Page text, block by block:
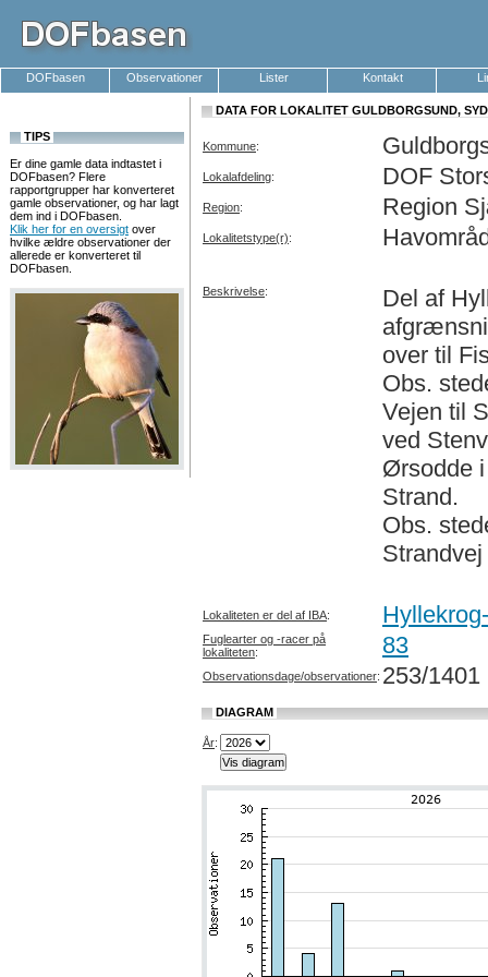
DOFbasen Observationer Lister Kontakt
TIPS
Er dine gamle data indtastet i
DOFbasen? Flere
rapportgrupper har konverteret
gamle observationer, og har lagt
dem ind i DOFbasen.
Klik her for en oversigt over
hvilke ældre observationer der
allerede er konverteret til
DOFbasen.
DATA FOR LOKALITET GULDBORGSUND,
Kommune:
Lokalafdeling: DOF
Region: Region
Lokalitetstype(r):
Beskrivelse:
Del af
over til
Obs.
Vejen til
ved
Ørsodde i
Strand.
Obs.
Lokaliteten er del af IBA:
Fuglearter og -racer på
lokaliteten: 83
Observationsdage/observationer: 253/1401
DIAGRAM
År: